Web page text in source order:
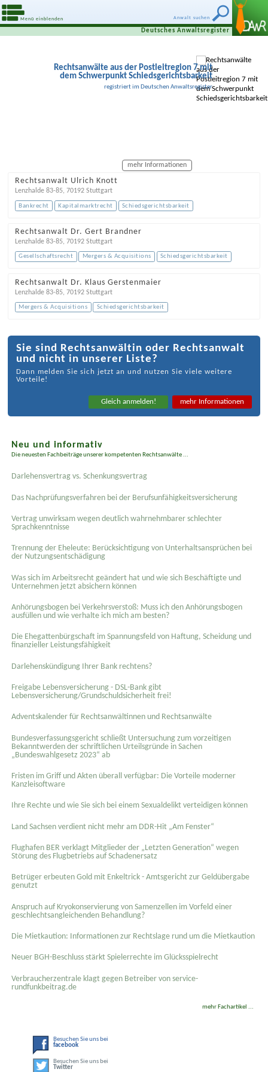
Anwalt suchen
Menü einblenden
Deutsches Anwaltsregister
Rechtsanwälte aus der Postleitregion 7 mit
dem Schwerpunkt Schiedsgerichtsbarkeit
registriert im Deutschen Anwaltsregister
mehr Informationen
Rechtsanwalt Ulrich Knott
Lenzhalde 83-85, 70192 Stuttgart
Bankrecht Kapitalmarktrecht Schiedsgerichtsbarkeit
Rechtsanwalt Dr. Gert Brandner
Lenzhalde 83-85, 70192 Stuttgart
Gesellschaftsrecht Mergers & Acquisitions Schiedsgerichtsbarkeit
Rechtsanwalt Dr. Klaus Gerstenmaier
Lenzhalde 83-85, 70192 Stuttgart
Mergers & Acquisitions Schiedsgerichtsbarkeit
Sie sind Rechtsanwältin oder Rechtsanwalt
und nicht in unserer Liste?
Dann melden Sie sich jetzt an und nutzen Sie viele weitere
Vorteile!
Gleich anmelden! mehr Informationen
Neu und informativ
Die neuesten Fachbeiträge unserer kompetenten Rechtsanwälte ...
Darlehensvertrag vs. Schenkungsvertrag
Das Nachprüfungsverfahren bei der Berufsunfähigkeitsversicherung
Vertrag unwirksam wegen deutlich wahrnehmbarer schlechter
Sprachkenntnisse
Trennung der Eheleute: Berücksichtigung von Unterhaltsansprüchen bei
der Nutzungsentschädigung
Was sich im Arbeitsrecht geändert hat und wie sich Beschäftigte und
Unternehmen jetzt absichern können
Anhörungsbogen bei Verkehrsverstoß: Muss ich den Anhörungsbogen
ausfüllen und wie verhalte ich mich am besten?
Die Ehegattenbürgschaft im Spannungsfeld von Haftung, Scheidung und
finanzieller Leistungsfähigkeit
Darlehenskündigung Ihrer Bank rechtens?
Freigabe Lebensversicherung - DSL-Bank gibt
Lebensversicherung/Grundschuldsicherheit frei!
Adventskalender für Rechtsanwältinnen und Rechtsanwälte
Bundesverfassungsgericht schließt Untersuchung zum vorzeitigen
Bekanntwerden der schriftlichen Urteilsgründe in Sachen
„Bundeswahlgesetz 2023“ ab
Fristen im Griff und Akten überall verfügbar: Die Vorteile moderner
Kanzleisoftware
Ihre Rechte und wie Sie sich bei einem Sexual­delikt verteidigen können
Land Sachsen verdient nicht mehr am DDR-Hit „Am Fenster“
Flughafen BER verklagt Mitglieder der „Letzten Generation“ wegen
Störung des Flugbetriebs auf Schadenersatz
Betrüger erbeuten Gold mit Enkeltrick - Amtsgericht zur Geldübergabe
genutzt
Anspruch auf Kryokonservierung von Samenzellen im Vorfeld einer
geschlechtsangleichenden Behandlung?
Die Mietkaution: Informationen zur Rechtslage rund um die Mietkaution
Neuer BGH-Beschluss stärkt Spielerrechte im Glücksspielrecht
Verbraucherzentrale klagt gegen Betreiber von service-
rundfunkbeitrag.de
mehr Fachartikel ...
Besuchen Sie uns bei
facebook
Besuchen Sie uns bei
Twitter